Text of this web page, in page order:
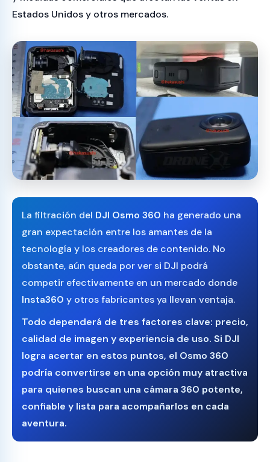
Estados Unidos y otros mercados.
La filtración del DJI Osmo 360 ha generado una
gran expectación entre los amantes de la
tecnología y los creadores de contenido. No
obstante, aún queda por ver si DJI podrá
competir efectivamente en un mercado donde
Insta360 y otros fabricantes ya llevan ventaja.
Todo dependerá de tres factores clave: precio,
calidad de imagen y experiencia de uso. Si DJI
logra acertar en estos puntos, el Osmo 360
podría convertirse en una opción muy atractiva
para quienes buscan una cámara 360 potente,
confiable y lista para acompañarlos en cada
aventura.